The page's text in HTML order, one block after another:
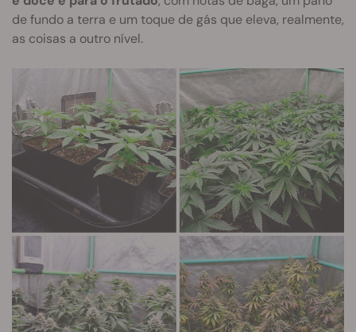
de fundo a terra e um toque de gás que eleva, realmente,
as coisas a outro nível.